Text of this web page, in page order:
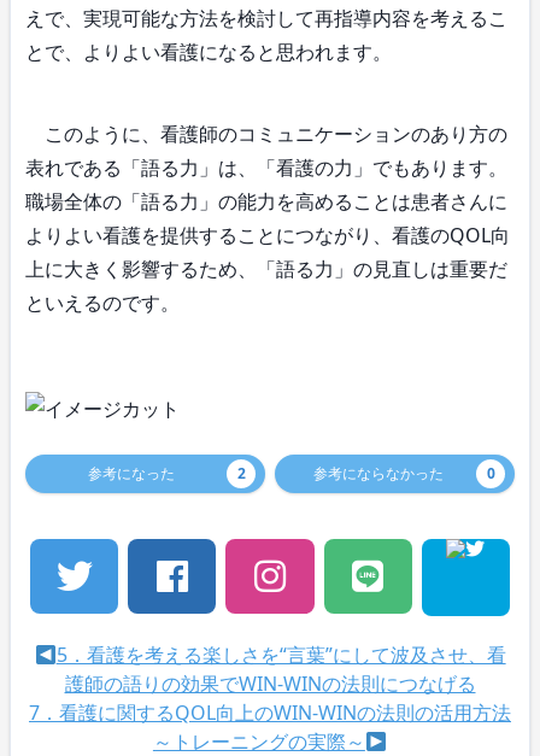
えで、実現可能な方法を検討して再指導内容を考えるこ
とで、よりよい看護になると思われます。
このように、看護師のコミュニケーションのあり方の
表れである「語る力」は、「看護の力」でもあります。
職場全体の「語る力」の能力を高めることは患者さんに
よりよい看護を提供することにつながり、看護のQOL向
上に大きく影響するため、「語る力」の見直しは重要だ
といえるのです。
参考になった 2 参考にならなかった 0
5．看護を考える楽しさを“言葉”にして波及させ、看
護師の語りの効果でWIN-WINの法則につなげる
7．看護に関するQOL向上のWIN-WINの法則の活用方法
～トレーニングの実際～